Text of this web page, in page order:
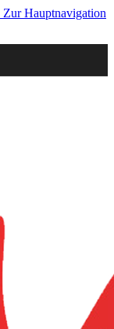
Zur Hauptnavigation